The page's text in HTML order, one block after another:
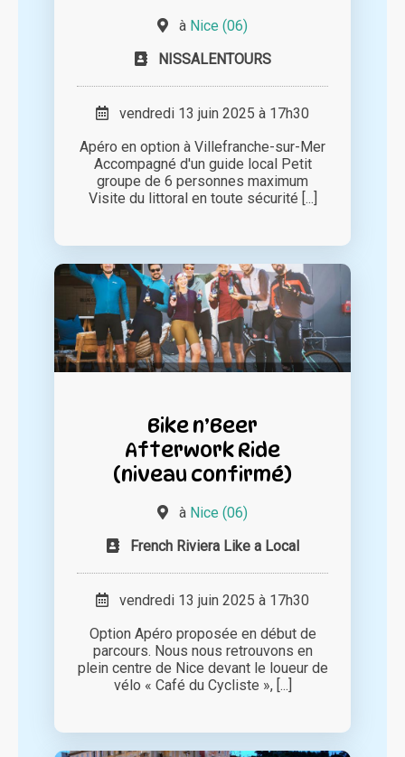
à Nice (06)
NISSALENTOURS
vendredi 13 juin 2025 à 17h30
Apéro en option à Villefranche-sur-Mer
Accompagné d'un guide local Petit
groupe de 6 personnes maximum
Visite du littoral en toute sécurité [...]
Bike n’Beer
Afterwork Ride
(niveau confirmé)
à Nice (06)
French Riviera Like a Local
vendredi 13 juin 2025 à 17h30
Option Apéro proposée en début de
parcours. Nous nous retrouvons en
plein centre de Nice devant le loueur de
vélo « Café du Cycliste », [...]